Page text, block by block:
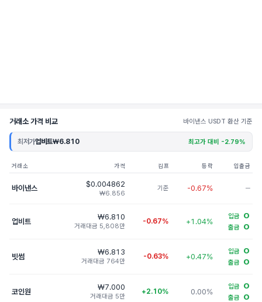
거래소 가격 비교 바이낸스 USDT 환산 기준
최저가업비트₩6.810 최고가 대비 -2.79%
거래소 가격 김프 등락 입출금
바이낸스 $0.004862
₩6.856
기준 -0.67% ─
업비트
₩6.810
거래대금 5,808만
-0.67% +1.04%
입금 O
출금 O
빗썸
₩6.813
거래대금 764만
-0.63% +0.47%
입금 O
출금 O
코인원
₩7.000
거래대금 5만
+2.10% 0.00%
입금 O
출금 O